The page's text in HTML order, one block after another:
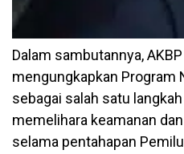
Dalam sambutannya,
mengungkapkan Program
sebagai salah satu
memelihara keamanan
selama pentahapan